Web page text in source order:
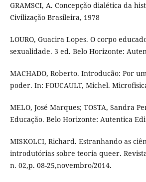
GRAMSCI, A. Concepção dialética da
Civilização Brasileira, 1978
LOURO, Guacira Lopes. O corpo
sexualidade. 3 ed. Belo Horizonte:
MACHADO, Roberto. Introducão: Por
poder. In: FOUCAULT, Michel.
MELO, José Marques; TOSTA, Sandra
Educação. Belo Horizonte: Autentica
MISKOLCI, Richard. Estranhando as
introdutórias sobre teoria queer.
n. 02,p. 08-25,novembro/2014.